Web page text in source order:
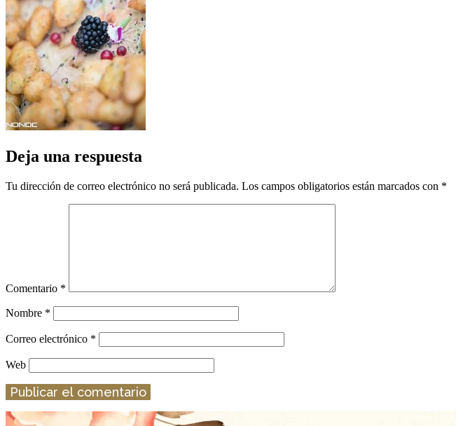
Deja una respuesta
Tu dirección de correo electrónico no será publicada. Los campos obligatorios están marcados con *
Comentario *
Nombre *
Correo electrónico *
Web